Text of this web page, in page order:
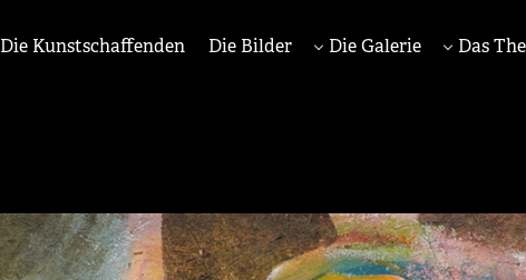
Die Kunstschaffenden Die Bilder Die Galerie Das